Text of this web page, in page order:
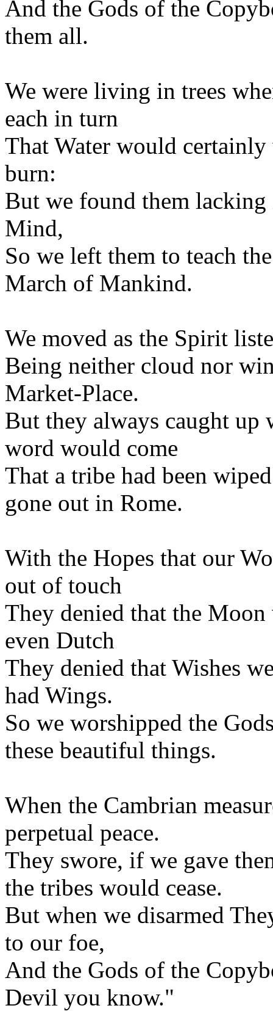
And the Gods of the
them all.
We were living in trees
each in turn
That Water would
burn:
But we found them
Mind,
So we left them to teach
March of Mankind.
We moved as the Spirit
Being neither cloud nor
Market-Place.
But they always caught up
word would come
That a tribe had been
gone out in Rome.
With the Hopes that our
out of touch
They denied that the
even Dutch
They denied that Wishes
had Wings.
So we worshipped the
these beautiful things.
When the Cambrian
perpetual peace.
They swore, if we gave
the tribes would cease.
But when we disarmed
to our foe,
And the Gods of the
Devil you know."